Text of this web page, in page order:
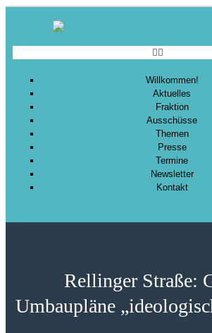
Willkommen!
Aktuelles
Fraktion
Ausschüsse
Themen
Presse
Termine
Newsletter
Kontakt
Rellinger Straße:
Umbaupläne